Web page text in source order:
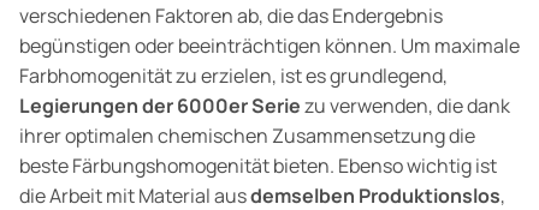
verschiedenen Faktoren ab, die das Endergebnis
begünstigen oder beeinträchtigen können. Um maximale
Farbhomogenität zu erzielen, ist es grundlegend,
Legierungen der 6000er Seriezu verwenden, die dank
ihrer optimalen chemischen Zusammensetzung die
beste Färbungshomogenität bieten. Ebenso wichtig ist
die Arbeit mit Material ausdemselben Produktionslos,